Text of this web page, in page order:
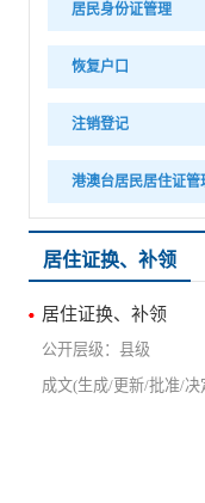
居民身份证管理
恢复户口
注销登记
港澳台居民居住证管
居住证换、补领
居住证换、补领
县级